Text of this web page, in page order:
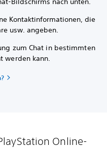
Kontaktinformationen, die
usw. angeben.
zum Chat in bestimmten
werden kann.
Online-